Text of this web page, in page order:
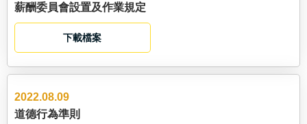
薪酬委員會設置及作業規定
下載檔案
2022.08.09
道德行為準則